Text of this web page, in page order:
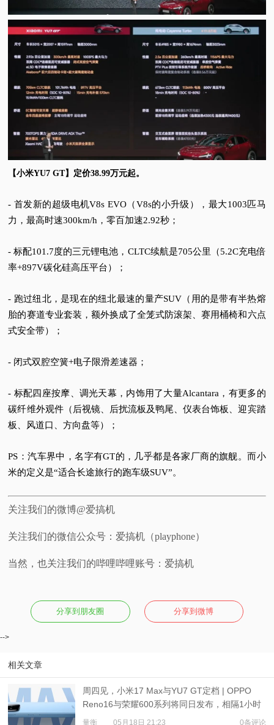
【小米YU7 GT】定价38.99万元起。
- 首发新的超级电机V8s EVO（V8s的小升级），最大1003匹马
力，最高时速300km/h，零百加速2.92秒；
- 标配101.7度的三元锂电池，CLTC续航是705公里（5.2C充电倍
率+897V碳化硅高压平台）；
- 跑过纽北，是现在的纽北最速的量产SUV（用的是带有半热熔
胎的赛道专业套装，额外换成了全笼式防滚架、赛用桶椅和六点
式安全带）；
- 闭式双腔空簧+电子限滑差速器；
- 标配四座按摩、调光天幕，内饰用了大量Alcantara，有更多的
碳纤维外观件（后视镜、后扰流板及鸭尾、仪表台饰板、迎宾踏
板、风道口、方向盘等）；
PS：汽车界中，名字有GT的，几乎都是各家厂商的旗舰。而小
米的定义是“适合长途旅行的跑车级SUV”。
关注我们的微博@爱搞机
关注我们的微信公众号：爱搞机（playphone）
当然，也关注我们的哔哩哔哩账号：爱搞机
分享到朋友圈 分享到微博
-->
相关文章
周四见，小米17 Max与YU7 GT定档 | OPPO
Reno16与荣耀600系列将同日发布，相隔1小时
量衡 05月18日 21:23 0条评论